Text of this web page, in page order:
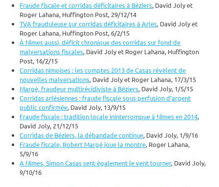
Fraude fiscale et corridas déficitaires à Béziers, David Joly et
Roger Lahana, Huffington Post, 29/12/14
TVA frauduleuse sur corridas déficitaires à Arles, David Joly et
Roger Lahana, Huffington Post, 6/2/15
À Nîmes aussi, déficit chronique des corridas sur fond de
malversations fiscales, David Joly et Roger Lahana, Huffington
Post, 16/2/15
Corridas nîmoises : les comptes 2013 de Casas révèlent de
nouvelles malversations, David Joly et Roger Lahana, 17/3/15
Margé, fraudeur multirécidiviste à Béziers, David Joly, 1/5/15
Corridas arlésiennes : fraude fiscale sous perfusion d’argent
public confirmée, David Joly, 13/9/15
Fraude fiscale : tradition locale ininterrompue à Nîmes en 2014,
David Joly, 21/12/15
Corridas de Béziers, la débandade continue, David Joly, 1/9/16
Fraude fiscale, Robert Margé joue la montre, Roger Lahana,
5/9/16
A Nîmes, Simon Casas sent également le vent tourner, David Joly,
9/10/16